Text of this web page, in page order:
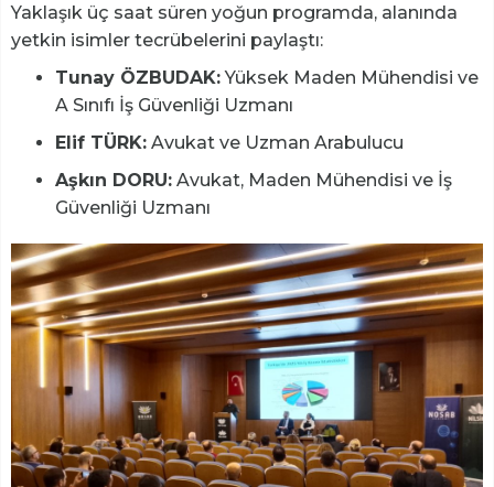
Yaklaşık üç saat süren yoğun programda, alanında
yetkin isimler tecrübelerini paylaştı:
Tunay ÖZBUDAK:Yüksek Maden Mühendisi ve
A Sınıfı İş Güvenliği Uzmanı
Elif TÜRK: Avukat ve Uzman Arabulucu
Aşkın DORU: Avukat, Maden Mühendisi ve İş
Güvenliği Uzmanı